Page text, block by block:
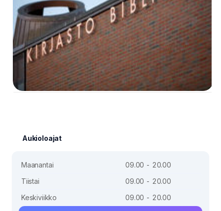
Aukioloajat
Maanantai
09.00 - 20.00
Tiistai
09.00 - 20.00
Keskiviikko
09.00 - 20.00